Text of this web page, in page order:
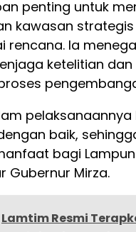
penting untuk
kawasan
rencana. Ia
ketelitian dan
pelaksanaannya
baik,
bagi
Gubernur Mirza.
Lamtim Resmi